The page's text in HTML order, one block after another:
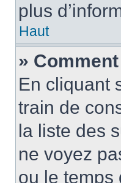
plus
Haut
»
En cliquant
train de
la liste des
ne voyez
ou le temps